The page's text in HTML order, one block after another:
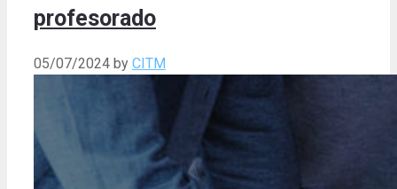
profesorado
05/07/2024 by CITM